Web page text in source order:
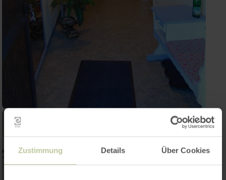
Zustimmung Details Über Cookies